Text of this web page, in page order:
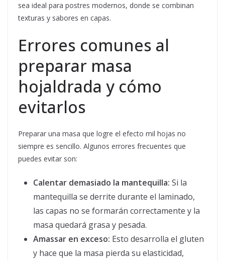
sea ideal para postres modernos, donde se combinan
texturas y sabores en capas.
Errores comunes al
preparar masa
hojaldrada y cómo
evitarlos
Preparar una masa que logre el efecto mil hojas no
siempre es sencillo. Algunos errores frecuentes que
puedes evitar son:
Calentar demasiado la mantequilla: Si la
mantequilla se derrite durante el laminado,
las capas no se formarán correctamente y la
masa quedará grasa y pesada.
Amassar en exceso: Esto desarrolla el gluten
y hace que la masa pierda su elasticidad,